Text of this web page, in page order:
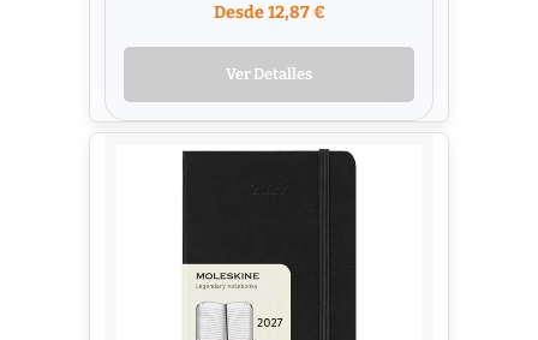
Desde 12,87 €
Ver Detalles